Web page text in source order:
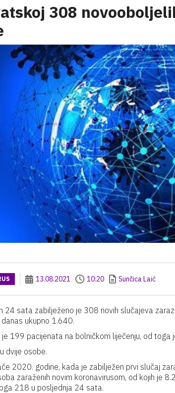
308
13.08.2021 10:20 Sunčica Laić
24 sata zabilježeno je 308 novih slučajeva
ukupno 1.640.
je 199 pacijenata na bolničkom liječenju, od toga
dvije osobe.
2020. godine, kada je zabilježen prvi slučaj
zaraženih novim koronavirusom, od kojih je
218 u posljednja 24 sata.